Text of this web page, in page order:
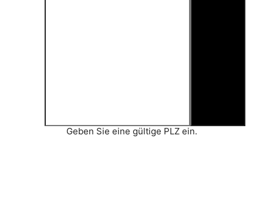
Geben Sie eine gültige PLZ ein.